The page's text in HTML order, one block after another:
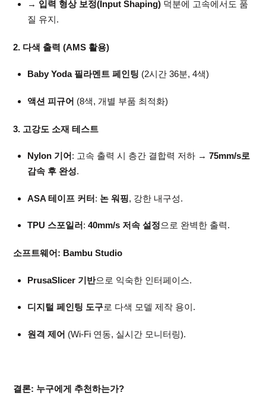
→ 입력 형상 보정(Input Shaping) 덕분에 고속에서도 품
질 유지.
2. 다색 출력 (AMS 활용)
Baby Yoda 필라멘트 페인팅 (2시간 36분, 4색)
액션 피규어 (8색, 개별 부품 최적화)
3. 고강도 소재 테스트
Nylon 기어: 고속 출력 시 층간 결합력 저하 →75mm/s로
감속 후 완성.
ASA 테이프 커터: 논 워핑, 강한 내구성.
TPU 스포일러:40mm/s 저속 설정으로 완벽한 출력.
소프트웨어: Bambu Studio
PrusaSlicer 기반으로 익숙한 인터페이스.
디지털 페인팅 도구로 다색 모델 제작 용이.
원격 제어 (Wi-Fi 연동, 실시간 모니터링).
결론: 누구에게 추천하는가?